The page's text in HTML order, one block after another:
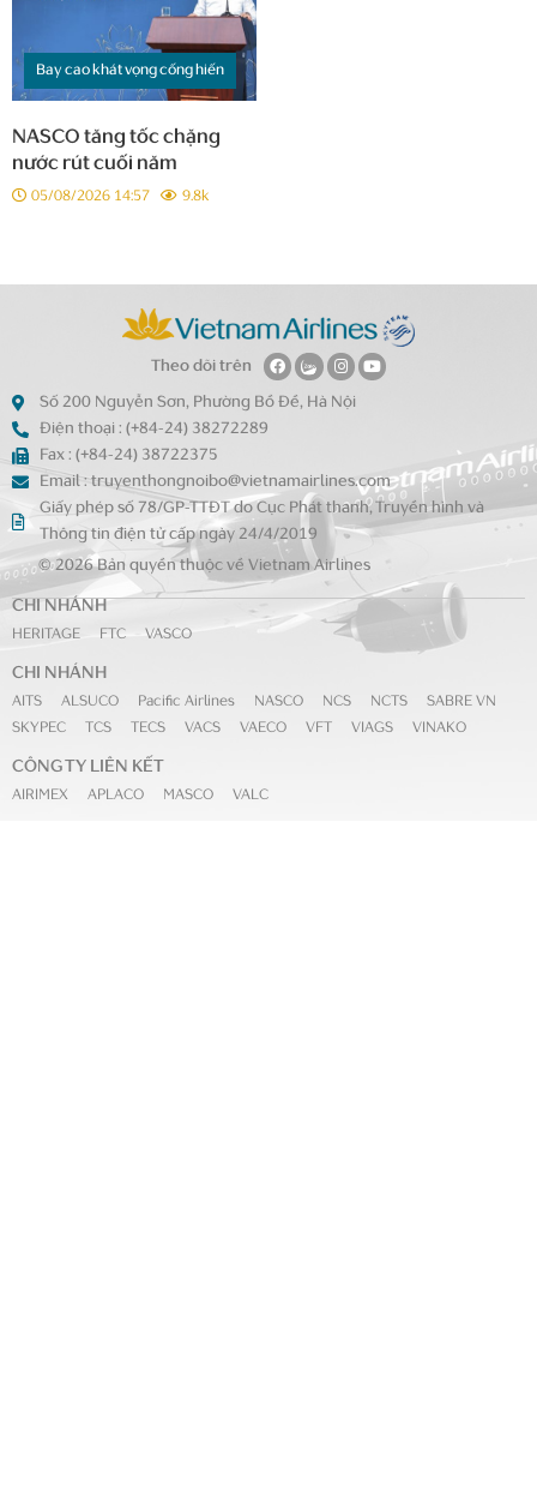
Bay cao khát vọng cống hiến
NASCO tăng tốc chặng
nước rút cuối năm
05/08/2026 14:57 9.8k
Theo dõi trên
Số 200 Nguyễn Sơn, Phường Bồ Đề, Hà Nội
Điện thoại : (+84-24) 38272289
Fax : (+84-24) 38722375
Email : truyenthongnoibo@vietnamairlines.com
Giấy phép số 78/GP-TTĐT do Cục Phát thanh, Truyền hình và
Thông tin điện tử cấp ngày 24/4/2019
© 2026 Bản quyền thuộc về Vietnam Airlines
CHI NHÁNH
HERITAGE FTC VASCO
CHI NHÁNH
AITS ALSUCO Pacific Airlines NASCO NCS NCTS
SABRE VN
SKYPEC
TCS TECS VACS VAECO VFT VIAGS VINAKO
CÔNG TY LIÊN KẾT
AIRIMEX APLACO MASCO VALC